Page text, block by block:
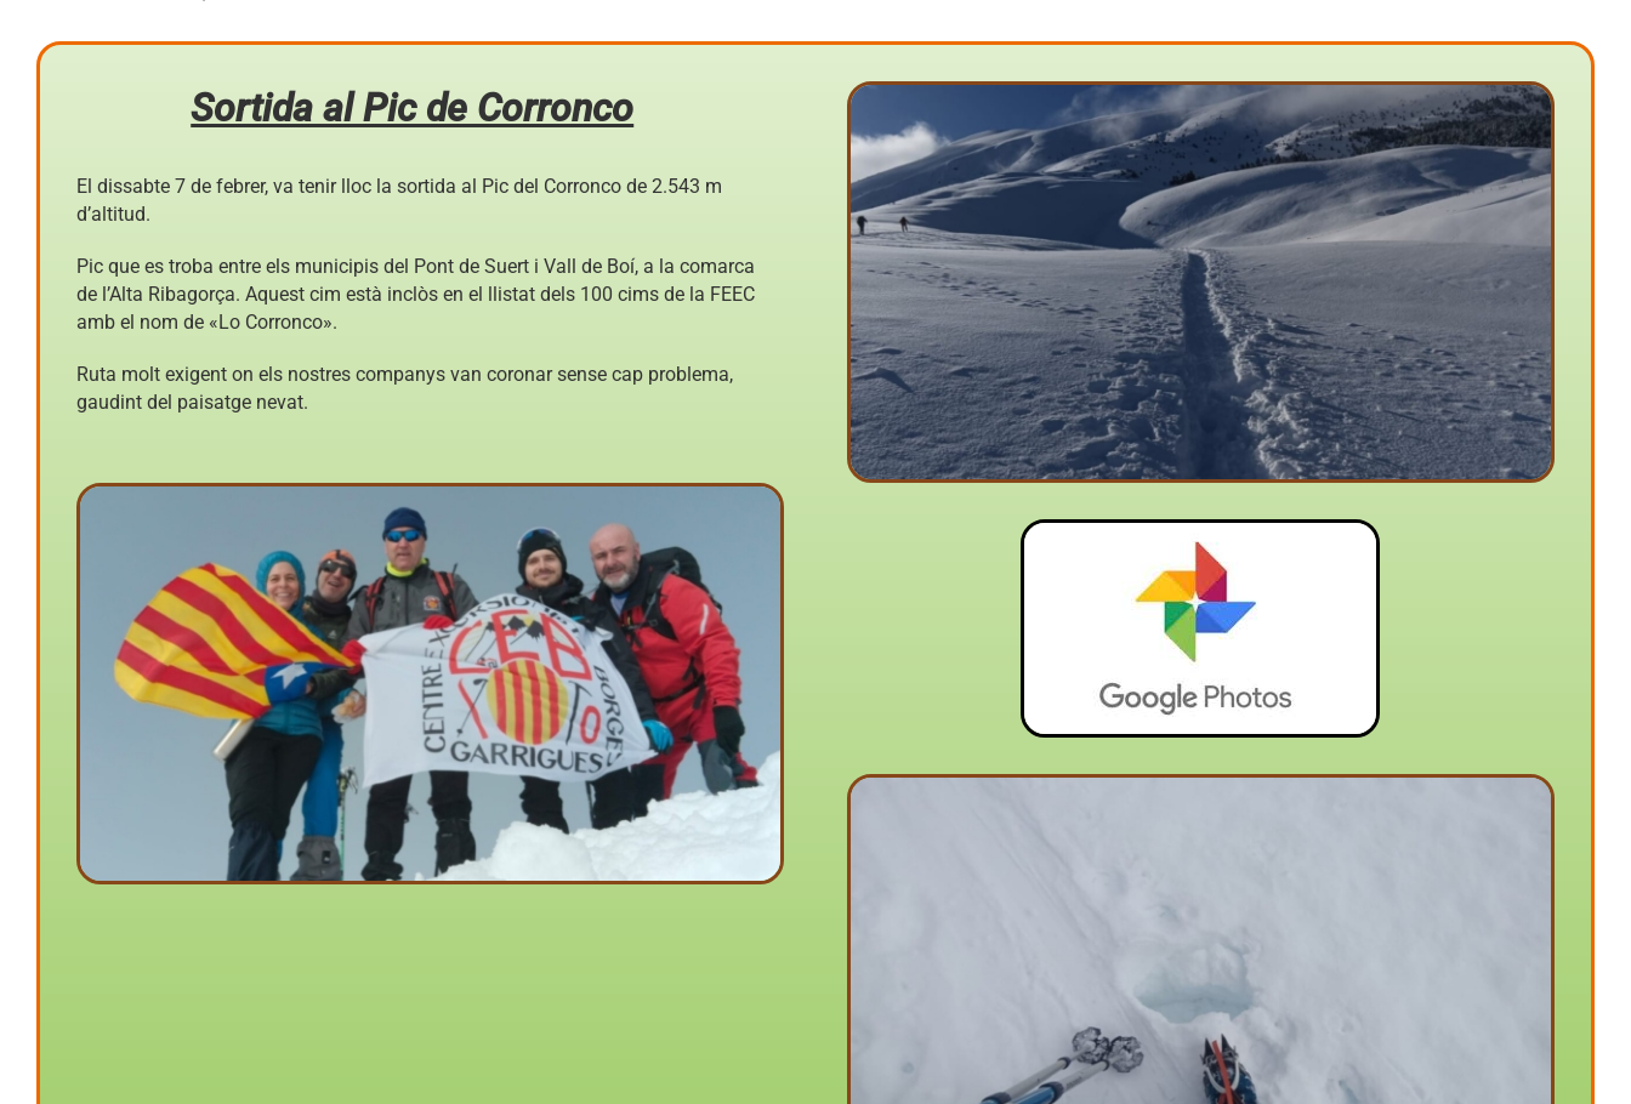
Sortida al Pic de Corronco
El dissabte 7 de febrer, va tenir lloc la sortida al Pic del Corronco de 2.543 m
d’altitud.
Pic que es troba entre els municipis del Pont de Suert i Vall de Boí, a la comarca
de l’Alta Ribagorça. Aquest cim està inclòs en el llistat dels 100 cims de la FEEC
amb el nom de «Lo Corronco».
Ruta molt exigent on els nostres companys van coronar sense cap problema,
gaudint del paisatge nevat.